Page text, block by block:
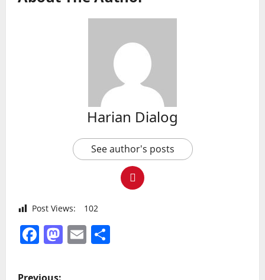
Harian Dialog
See author's posts
Post Views: 102
Facebook
Mastodon
Email
P